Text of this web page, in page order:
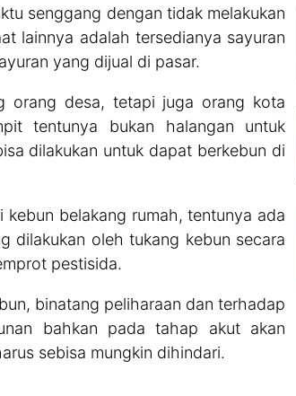
senggang dengan tidak melakukan
lainnya adalah tersedianya sayuran
yang dijual di pasar.
orang desa, tetapi juga orang kota
tentunya bukan halangan untuk
dilakukan untuk dapat berkebun di
belakang rumah, tentunya ada
dilakukan oleh tukang kebun secara
pestisida.
binatang peliharaan dan terhadap
bahkan pada tahap akut akan
sebisa mungkin dihindari.